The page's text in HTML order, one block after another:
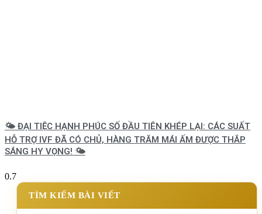
🌤️ ĐẠI TIỆC HẠNH PHÚC SỐ ĐẦU TIÊN KHÉP LẠI: CÁC SUẤT
HỖ TRỢ IVF ĐÃ CÓ CHỦ, HÀNG TRĂM MÁI ẤM ĐƯỢC THẮP
SÁNG HY VỌNG! 🌤️
TÌM KIẾM BÀI VIẾT